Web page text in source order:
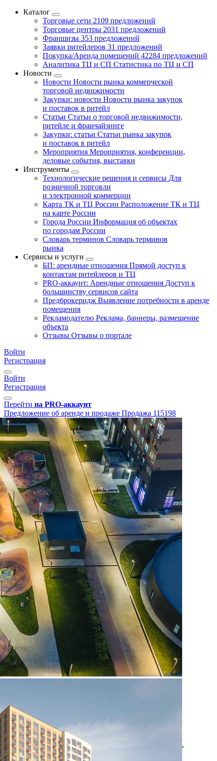
Каталог
Торговые сети 2109 предложений
Торговые центры 2031 предложений
Франшизы 353 предложений
Заявки ритейлеров 31 предложений
Покупка/Аренда помещений 42284 предложений
Аналитика ТЦ и СП Статистика по ТЦ и СП
Новости
Новости Новости рынка коммерческой
торговой недвижимости
Закупки: новости Новости рынка закупок
и поставок в ритейл
Статьи Статьи о торговой недвижимости,
ритейле и франчайзинге
Закупки: статьи Статьи рынка закупок
и поставок в ритейл
Мероприятия Мероприятия, конференции,
деловые события, выставки
Инструменты
Технологические решения и сервисы Для
розничной торговли
и электронной коммерции
Карта ТК и ТЦ России Расположение ТК и ТЦ
на карте России
Города России Информация об объектах
по городам России
Словарь терминов Словарь терминов
рынка
Сервисы и услуги
БП: арендные отношения Прямой доступ к
контактам ритейлеров и ТЦ
PRO-аккаунт: Арендные отношения Доступ к
большинству сервисов сайта
Предброкеридж Выявление потребности в аренде
помещения
Рекламодателю Реклама, баннеры, размещение
объекта
Отзывы Отзывы о портале
Войти
Регистрация
Войти
Регистрация
Перейти на PRO-аккаунт
Предложение об аренде и продаже Продажа 115198
115198 - Г. ВИДНОЕ,
ПОСЕЛОК БИТЦА,
ЮЖНЫЙ БУЛЬВАР, Д.11